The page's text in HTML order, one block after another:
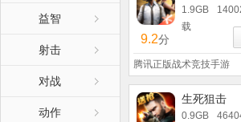
益智
射击
对战
动作
1.9GB
载
9.2分
腾讯正版战术竞技手游
生死狙击
0.9GB